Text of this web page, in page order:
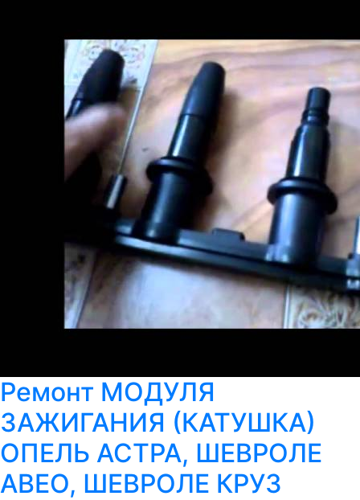
Ремонт МОДУЛЯ
ЗАЖИГАНИЯ (КАТУШКА)
ОПЕЛЬ АСТРА, ШЕВРОЛЕ
АВЕО, ШЕВРОЛЕ КРУЗ